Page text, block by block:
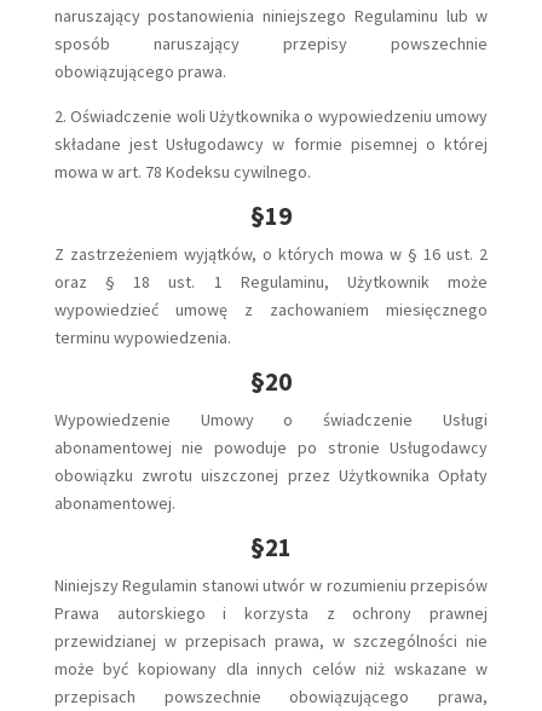
naruszający postanowienia niniejszego Regulaminu lub w
sposób naruszający przepisy powszechnie
obowiązującego prawa.
2. Oświadczenie woli Użytkownika o wypowiedzeniu umowy
składane jest Usługodawcy w formie pisemnej o której
mowa w art. 78 Kodeksu cywilnego.
§19
Z zastrzeżeniem wyjątków, o których mowa w § 16 ust. 2
oraz § 18 ust. 1 Regulaminu, Użytkownik może
wypowiedzieć umowę z zachowaniem miesięcznego
terminu wypowiedzenia.
§20
Wypowiedzenie Umowy o świadczenie Usługi
abonamentowej nie powoduje po stronie Usługodawcy
obowiązku zwrotu uiszczonej przez Użytkownika Opłaty
abonamentowej.
§21
Niniejszy Regulamin stanowi utwór w rozumieniu przepisów
Prawa autorskiego i korzysta z ochrony prawnej
przewidzianej w przepisach prawa, w szczególności nie
może być kopiowany dla innych celów niż wskazane w
przepisach powszechnie obowiązującego prawa,